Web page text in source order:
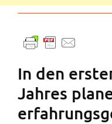
In den
Jahres